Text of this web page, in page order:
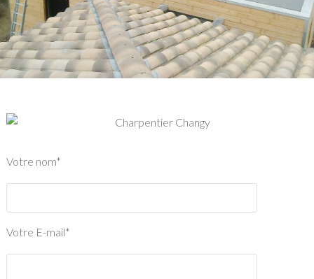
Votre nom*
Votre E-mail*